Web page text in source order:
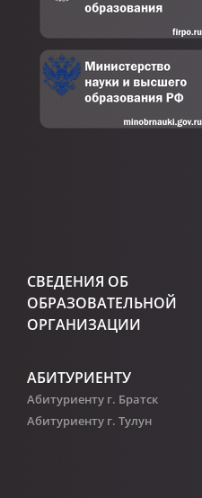
СВЕДЕНИЯ ОБ
ОБРАЗОВАТЕЛЬНОЙ
ОРГАНИЗАЦИИ
АБИТУРИЕНТУ
Абитуриенту г. Братск
Абитуриенту г. Тулун